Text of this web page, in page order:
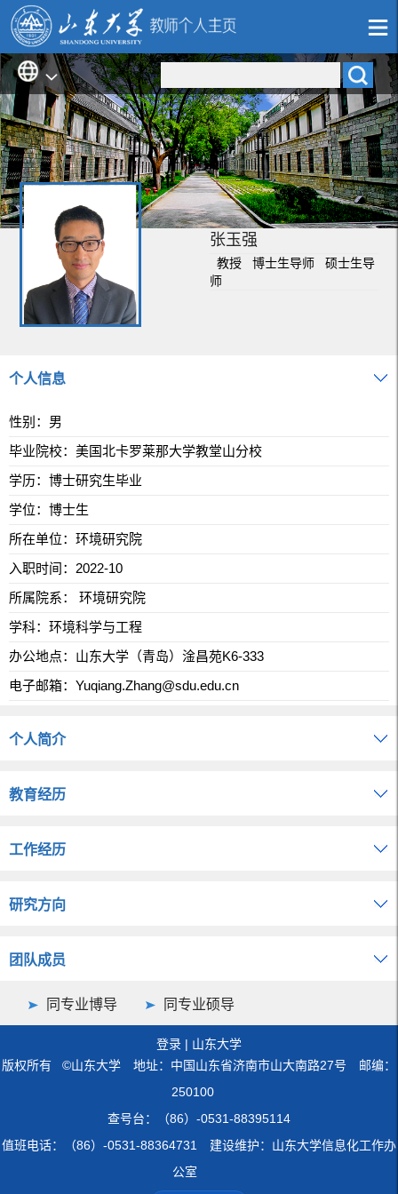
张玉强
教授 博士生导师 硕士生导
师
个人信息
性别：男
毕业院校：美国北卡罗莱那大学教堂山分校
学历：博士研究生毕业
学位：博士生
所在单位：环境研究院
入职时间：2022-10
所属院系： 环境研究院
学科：环境科学与工程
办公地点：山东大学（青岛）淦昌苑K6-333
电子邮箱： Yuqiang.Zhang@sdu.edu.cn
个人简介
教育经历
工作经历
研究方向
团队成员
同专业博导 同专业硕导
登录 | 山东大学
版权所有 ©山东大学 地址：中国山东省济南市山大南路27号 邮编：
250100
查号台：（86）-0531-88395114
值班电话：（86）-0531-88364731 建设维护：山东大学信息化工作办
公室